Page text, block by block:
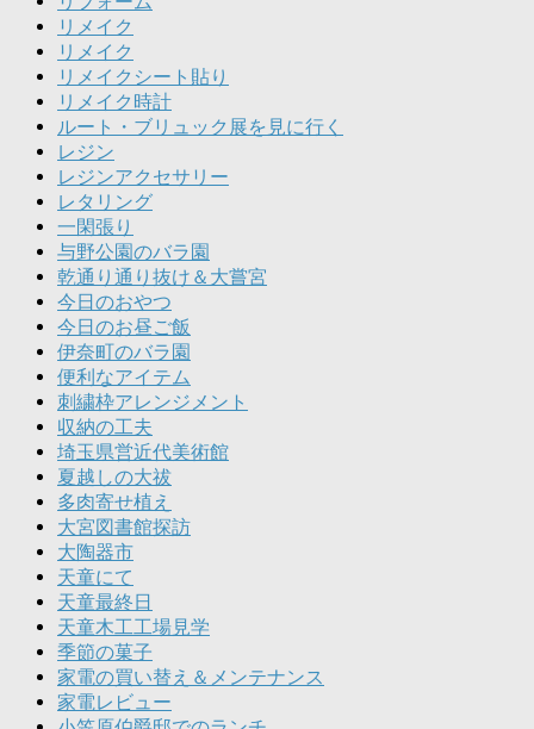
リメイク
リメイク
リメイクシート貼り
リメイク時計
ルート・ブリュック展を見に行く
レジン
レジンアクセサリー
レタリング
一閑張り
与野公園のバラ園
乾通り通り抜け＆大嘗宮
今日のおやつ
今日のお昼ご飯
伊奈町のバラ園
便利なアイテム
刺繍枠アレンジメント
収納の工夫
埼玉県営近代美術館
夏越しの大祓
多肉寄せ植え
大宮図書館探訪
大陶器市
天童にて
天童最終日
天童木工工場見学
季節の菓子
家電の買い替え＆メンテナンス
家電レビュー